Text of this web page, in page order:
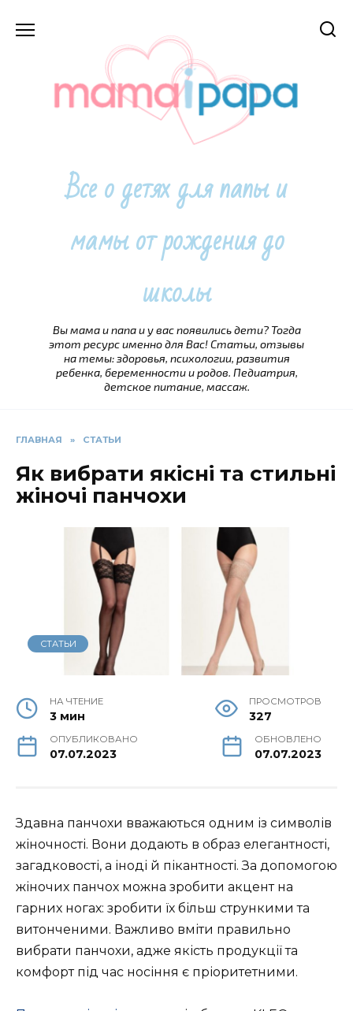
Все о детях для папы и
мамы от рождения до
школы
Вы мама и папа и у вас появились дети? Тогда
этот ресурс именно для Вас! Статьи, отзывы
на темы: здоровья, психологии, развития
ребенка, беременности и родов. Педиатрия,
детское питание, массаж.
ГЛАВНАЯ » СТАТЬИ
Як вибрати якісні та стильні
жіночі панчохи
СТАТЬИ
НА ЧТЕНИЕ
3 мин
ПРОСМОТРОВ
327
ОПУБЛИКОВАНО
07.07.2023
ОБНОВЛЕНО
07.07.2023
Здавна панчохи вважаються одним із символів
жіночності. Вони додають в образ елегантності,
загадковості, а іноді й пікантності. За допомогою
жіночих панчох можна зробити акцент на
гарних ногах: зробити їх більш стрункими та
витонченими. Важливо вміти правильно
вибрати панчохи, адже якість продукції та
комфорт під час носіння є пріоритетними.